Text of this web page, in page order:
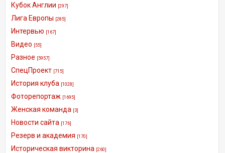
Кубок Англии [297]
Лига Европы [285]
Интервью [167]
Видео [55]
Разное [5957]
СпецПроект [715]
История клуба [1028]
Фоторепортаж [1695]
Женская команда [3]
Новости сайта [176]
Резерв и академия [170]
Историческая викторина [260]